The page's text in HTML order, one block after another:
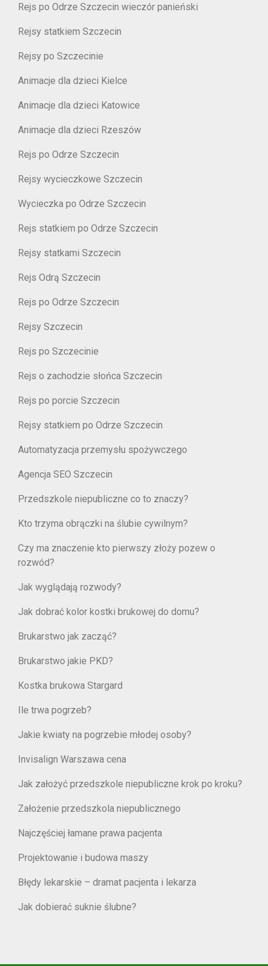
Rejs po Odrze Szczecin wieczór panieński
Rejsy statkiem Szczecin
Rejsy po Szczecinie
Animacje dla dzieci Kielce
Animacje dla dzieci Katowice
Animacje dla dzieci Rzeszów
Rejs po Odrze Szczecin
Rejsy wycieczkowe Szczecin
Wycieczka po Odrze Szczecin
Rejs statkiem po Odrze Szczecin
Rejsy statkami Szczecin
Rejs Odrą Szczecin
Rejs po Odrze Szczecin
Rejsy Szczecin
Rejs po Szczecinie
Rejs o zachodzie słońca Szczecin
Rejs po porcie Szczecin
Rejsy statkiem po Odrze Szczecin
Automatyzacja przemysłu spożywczego
Agencja SEO Szczecin
Przedszkole niepubliczne co to znaczy?
Kto trzyma obrączki na ślubie cywilnym?
Czy ma znaczenie kto pierwszy złoży pozew o
rozwód?
Jak wyglądają rozwody?
Jak dobrać kolor kostki brukowej do domu?
Brukarstwo jak zacząć?
Brukarstwo jakie PKD?
Kostka brukowa Stargard
Ile trwa pogrzeb?
Jakie kwiaty na pogrzebie młodej osoby?
Invisalign Warszawa cena
Jak założyć przedszkole niepubliczne krok po kroku?
Założenie przedszkola niepublicznego
Najczęściej łamane prawa pacjenta
Projektowanie i budowa maszy
Błędy lekarskie – dramat pacjenta i lekarza
Jak dobierać suknie ślubne?